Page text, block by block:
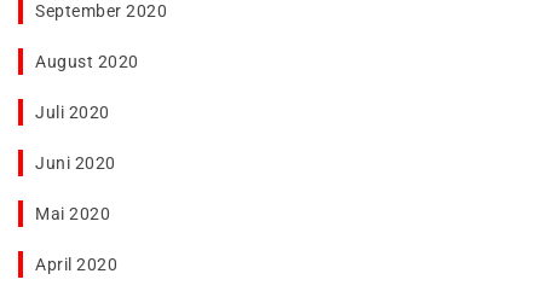
September 2020
August 2020
Juli 2020
Juni 2020
Mai 2020
April 2020